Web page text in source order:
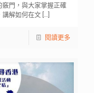
門，與大家掌握正確
講解如何在文[…]
閱讀更多